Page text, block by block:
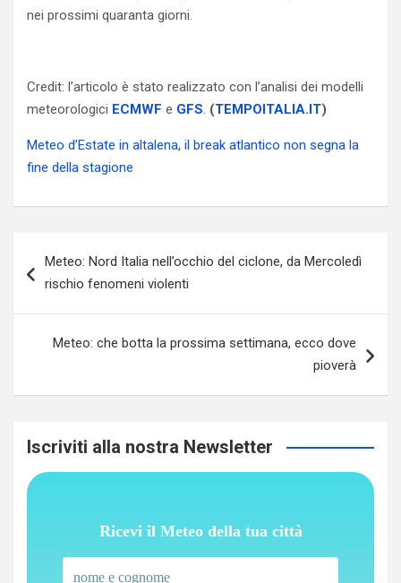
nei prossimi quaranta giorni.
Credit: l’articolo è stato realizzato con l’analisi dei modelli
meteorologici ECMWF e GFS. (TEMPOITALIA.IT)
Meteo d’Estate in altalena, il break atlantico non segna la
fine della stagione
articoli
Meteo: Nord Italia nell’occhio del ciclone, da Mercoledì
rischio fenomeni violenti
Meteo: che botta la prossima settimana, ecco dove
pioverà
Iscriviti alla nostra Newsletter
Ricevi il Meteo della tua città